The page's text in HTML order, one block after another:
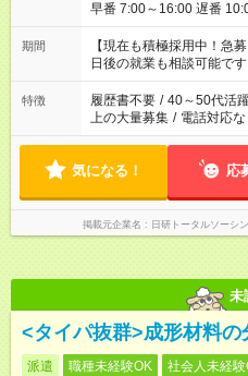
早番 7:00～16:00 遅番 10:00～19:00 「家族
い」 「余裕を持って夕飯
たくない」 など、ご希望を教え
の方へ 今ご覧のお仕事で
の勤務時間。 合計で週40
期間
【現在も積極採用中！急
日後の就業も相談可能です
特徴 履歴書不要 / 40～50代活
上の大量募集 / 電話対応な
気になる！ 応
掲載元企業名 日研トータルソーシ
未
<タイパ抜群>成形材料の
派遣 職種未経験OK 社会人未経験